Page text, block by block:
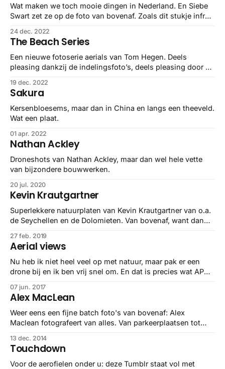
levert mooie foto’s op van Hoi Kin
Wat maken we toch mooie dingen in Nederland. En Siebe
Swart zet ze op de foto van bovenaf. Zoals dit stukje infra
24 dec. 2022
The Beach Series
Een nieuwe fotoserie aerials van Tom Hegen. Deels
pleasing dankzij de indelingsfoto’s, deels pleasing door de
19 dec. 2022
Sakura
Kersenbloesems, maar dan in China en langs een theeveld.
Wat een plaat.
01 apr. 2022
Nathan Ackley
Droneshots van Nathan Ackley, maar dan wel hele vette
van bijzondere bouwwerken.
20 jul. 2020
Kevin Krautgartner
Superlekkere natuurplaten van Kevin Krautgartner van o.a.
de Seychellen en de Dolomieten. Van bovenaf, want dan
27 feb. 2019
Aerial views
Nu heb ik niet heel veel op met natuur, maar pak er een
drone bij en ik ben vrij snel om. En dat is precies wat APM
in o.a. Zweden, California en de Faeröer Eilanden.
07 jun. 2017
Alex MacLean
Weer eens een fijne batch foto's van bovenaf: Alex
Maclean fotografeert van alles. Van parkeerplaatsen tot
Blikverruimend.
13 dec. 2014
Touchdown
Voor de aerofielen onder u: deze Tumblr staat vol met